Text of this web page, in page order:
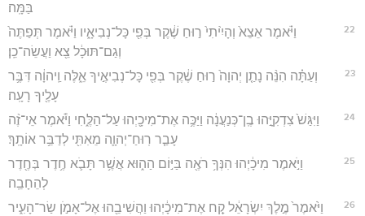
בַּמָּֽה׃
22
וַיֹּ֗אמֶר אֵצֵא֙ וְהָיִ֙יתִי֙ ר֣וּחַ שֶׁ֔קֶר בְּפִ֖י כָּל־נְבִיאָ֑יו וַיֹּ֗אמֶר תְּפַתֶּה֙
וְגַם־תּוּכָ֔ל צֵ֖א וַעֲשֵׂה־כֵֽן׃
23
וְעַתָּ֗ה הִנֵּ֨ה נָתַ֤ן יְהוָה֙ ר֣וּחַ שֶׁ֔קֶר בְּפִ֖י כָּל־נְבִיאֶ֣יךָ אֵ֑לֶּה וַֽיהוָ֔ה דִּבֶּ֥ר
עָלֶ֖יךָ רָעָֽה׃
24
וַיִּגַּשׁ֙ צִדְקִיָּ֣הוּ בֶֽן־כְּנַעֲנָ֔ה וַיַּכֶּ֥ה אֶת־מִיכָ֖יְהוּ עַל־הַלֶּ֑חִי וַיֹּ֕אמֶר אֵי־זֶ֨ה
עָבַ֧ר רֽוּחַ־יְהוָ֛ה מֵאִתִּ֖י לְדַבֵּ֥ר אוֹתָֽךְ׃
25
וַיֹּ֣אמֶר מִיכָ֔יְהוּ הִנְּךָ֥ רֹאֶ֖ה בַּיּ֣וֹם הַה֑וּא אֲשֶׁ֥ר תָּבֹ֛א חֶ֥דֶר בְּחֶ֖דֶר
לְהֵחָבֵֽה׃
26
וַיֹּ֙אמֶר֙ מֶ֣לֶךְ יִשְׂרָאֵ֔ל קַ֚ח אֶת־מִיכָ֔יְהוּ וַהֲשִׁיבֵ֖הוּ אֶל־אָמֹ֣ן שַׂר־הָעִ֑יר